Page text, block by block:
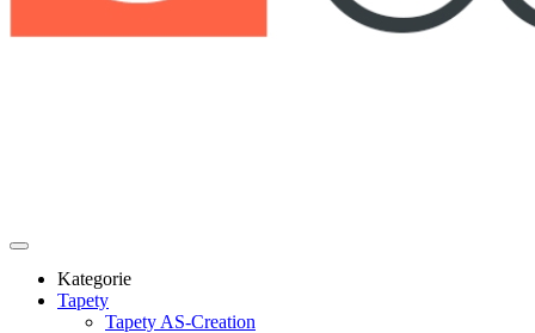
Kategorie
Tapety
Tapety AS-Creation